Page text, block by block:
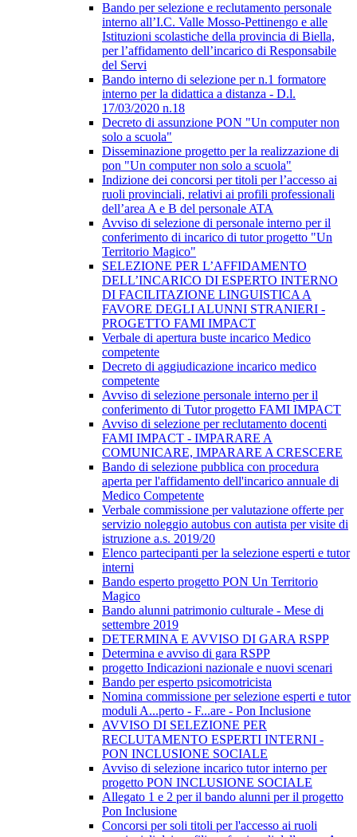
Bando per selezione e reclutamento personale
interno all’I.C. Valle Mosso-Pettinengo e alle
Istituzioni scolastiche della provincia di Biella,
per l’affidamento dell’incarico di Responsabile
del Servi
Bando interno di selezione per n.1 formatore
interno per la didattica a distanza - D.l.
17/03/2020 n.18
Decreto di assunzione PON "Un computer non
solo a scuola"
Disseminazione progetto per la realizzazione di
pon "Un computer non solo a scuola"
Indizione dei concorsi per titoli per l’accesso ai
ruoli provinciali, relativi ai profili professionali
dell’area A e B del personale ATA
Avviso di selezione di personale interno per il
conferimento di incarico di tutor progetto "Un
Territorio Magico"
SELEZIONE PER L’AFFIDAMENTO
DELL’INCARICO DI ESPERTO INTERNO
DI FACILITAZIONE LINGUISTICA A
FAVORE DEGLI ALUNNI STRANIERI -
PROGETTO FAMI IMPACT
Verbale di apertura buste incarico Medico
competente
Decreto di aggiudicazione incarico medico
competente
Avviso di selezione personale interno per il
conferimento di Tutor progetto FAMI IMPACT
Avviso di selezione per reclutamento docenti
FAMI IMPACT - IMPARARE A
COMUNICARE, IMPARARE A CRESCERE
Bando di selezione pubblica con procedura
aperta per l'affidamento dell'incarico annuale di
Medico Competente
Verbale commissione per valutazione offerte per
servizio noleggio autobus con autista per visite di
istruzione a.s. 2019/20
Elenco partecipanti per la selezione esperti e tutor
interni
Bando esperto progetto PON Un Territorio
Magico
Bando alunni patrimonio culturale - Mese di
settembre 2019
DETERMINA E AVVISO DI GARA RSPP
Determina e avviso di gara RSPP
progetto Indicazioni nazionale e nuovi scenari
Bando per esperto psicomotricista
Nomina commissione per selezione esperti e tutor
moduli A...perto - F...are - Pon Inclusione
AVVISO DI SELEZIONE PER
RECLUTAMENTO ESPERTI INTERNI -
PON INCLUSIONE SOCIALE
Avviso di selezione incarico tutor interno per
progetto PON INCLUSIONE SOCIALE
Allegato 1 e 2 per il bando alunni per il progetto
Pon Inclusione
Concorsi per soli titoli per l'accesso ai ruoli